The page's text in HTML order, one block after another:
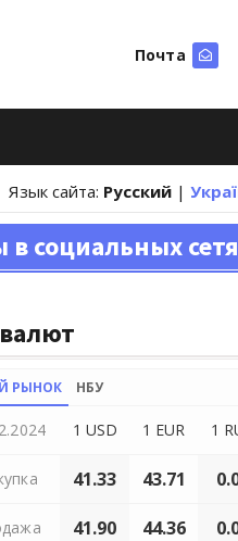
Почта
Язык сайта: Русский |
в социальных
РЫНОК НБУ
1 USD 1 EUR 1
41.33 43.71
41.90 44.36